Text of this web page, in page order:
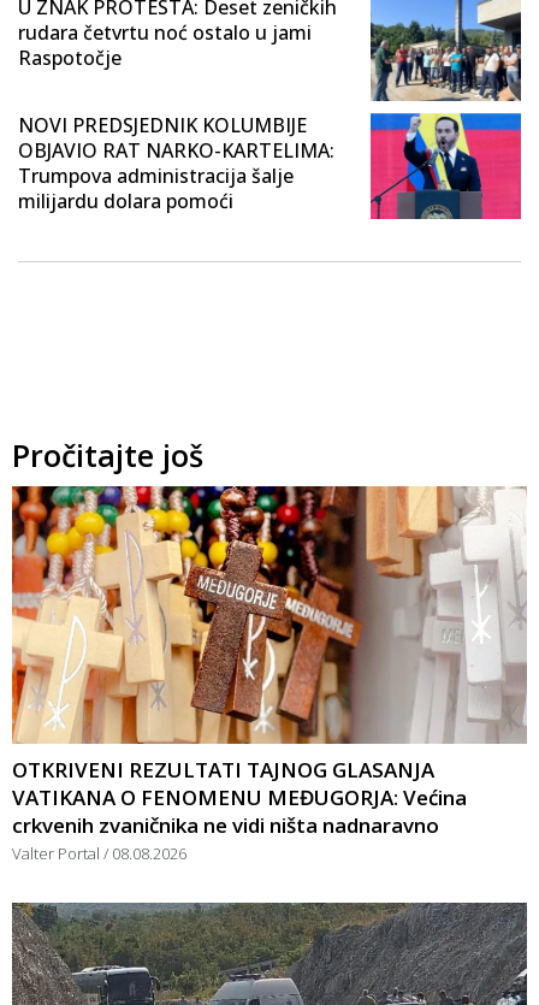
U ZNAK PROTESTA: Deset zeničkih
rudara četvrtu noć ostalo u jami
Raspotočje
NOVI PREDSJEDNIK KOLUMBIJE
OBJAVIO RAT NARKO-KARTELIMA:
Trumpova administracija šalje
milijardu dolara pomoći
Pročitajte još
OTKRIVENI REZULTATI TAJNOG GLASANJA
VATIKANA O FENOMENU MEĐUGORJA: Većina
crkvenih zvaničnika ne vidi ništa nadnaravno
Valter Portal 08.08.2026